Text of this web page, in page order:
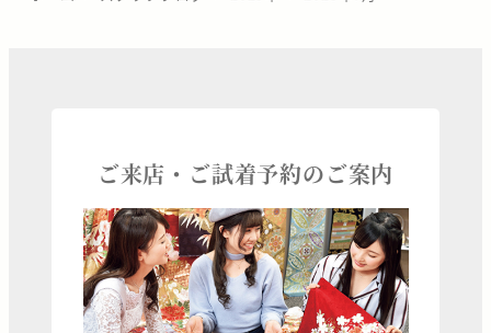
ご来店・ご試着予約のご案内